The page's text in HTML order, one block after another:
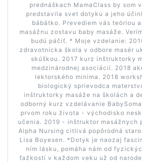
prednáškach MamaClass by som
predstavila svet dotyku a jeho
bábätko. Prevediem vás teóriou
masážnu zostavu baby masáže.
budú páčiť. * Moje vzdelanie:
zdravotnícka škola v odbore masér
skúškou. 2017 kurz inštruktorky
medzinárodnej asociácií. 2018
lektorského minima. 2018
biologický sprievodca
inštruktorky masáže na školách a
odborný kurz vzdelávanie
prvom roku života - východisko
učenia. 2019 - inštruktor masážnych
Alpha Nursing citlivá popôrodná
Lisa Boyesen. *Dotyk je naozaj
ním lásku, pomáha nám od
ťažkostí v každom veku už od